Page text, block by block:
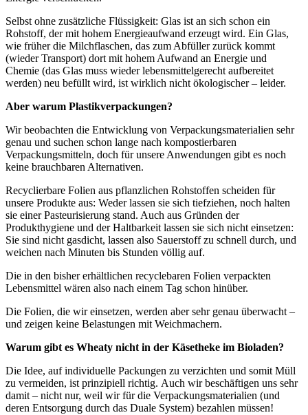
Selbst ohne zusätzliche Flüssigkeit: Glas ist an sich schon ein
Rohstoff, der mit hohem Energieaufwand erzeugt wird. Ein Glas,
wie früher die Milchflaschen, das zum Abfüller zurück kommt
(wieder Transport) dort mit hohem Aufwand an Energie und
Chemie (das Glas muss wieder lebensmittelgerecht aufbereitet
werden) neu befüllt wird, ist wirklich nicht ökologischer – leider.
Aber warum Plastikverpackungen?
Wir beobachten die Entwicklung von Verpackungsmaterialien sehr
genau und suchen schon lange nach kompostierbaren
Verpackungsmitteln, doch für unsere Anwendungen gibt es noch
keine brauchbaren Alternativen.
Recyclierbare Folien aus pflanzlichen Rohstoffen scheiden für
unsere Produkte aus: Weder lassen sie sich tiefziehen, noch halten
sie einer Pasteurisierung stand. Auch aus Gründen der
Produkthygiene und der Haltbarkeit lassen sie sich nicht einsetzen:
Sie sind nicht gasdicht, lassen also Sauerstoff zu schnell durch, und
weichen nach Minuten bis Stunden völlig auf.
Die in den bisher erhältlichen recyclebaren Folien verpackten
Lebensmittel wären also nach einem Tag schon hinüber.
Die Folien, die wir einsetzen, werden aber sehr genau überwacht –
und zeigen keine Belastungen mit Weichmachern.
Warum gibt es Wheaty nicht in der Käsetheke im Bioladen?
Die Idee, auf individuelle Packungen zu verzichten und somit Müll
zu vermeiden, ist prinzipiell richtig. Auch wir beschäftigen uns sehr
damit – nicht nur, weil wir für die Verpackungsmaterialien (und
deren Entsorgung durch das Duale System) bezahlen müssen!